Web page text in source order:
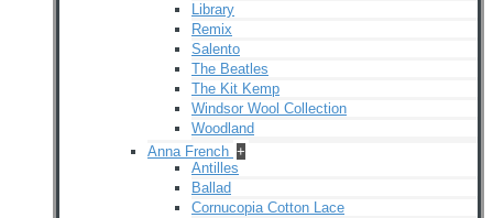
Library
Remix
Salento
The Beatles
The Kit Kemp
Windsor Wool Collection
Woodland
Anna French +
Antilles
Ballad
Cornucopia Cotton Lace